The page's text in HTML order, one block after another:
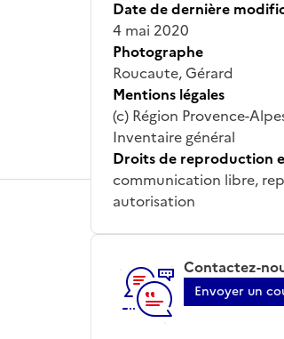
Date de dernière
4 mai 2020
Photographe
Roucaute, Gérard
Mentions légales
(c) Région Provence-
Inventaire général
Droits de reproduction
communication libre,
autorisation
Contactez-
Envoyer un